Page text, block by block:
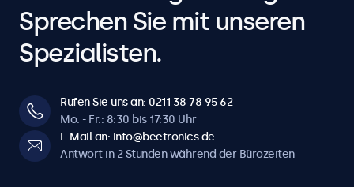
Sprechen Sie mit unseren
Spezialisten.
Rufen Sie uns an: 0211 38 78 95 62
Mo. - Fr.: 8:30 bis 17:30 Uhr
E-Mail an: info@beetronics.de
Antwort in 2 Stunden während der Bürozeiten